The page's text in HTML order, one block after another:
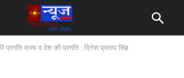
प्रगति राज्य व देश की प्रगति : दिनेश प्रताप सिंह